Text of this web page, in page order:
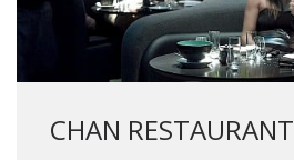
CHAN RESTAURANT